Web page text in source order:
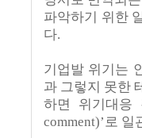
파악하기 위한
다.
기업발 위기는
과 그렇지 못한
하면 위기대응
comment)’로 일